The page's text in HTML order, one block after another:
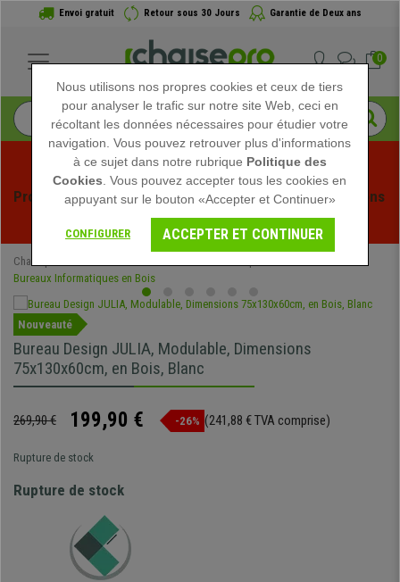
Envoi gratuit Retour sous 30 Jours Garantie de Deux ans
0
Profitez des soldes d'été chez Chaisepro ! Des réductions
exclusives pour une durée limitée - Voir l'offre
Chaisepro
Bureaux Informatiques en Bois
Nouveauté
Bureau Design JULIA, Modulable, Dimensions
75x130x60cm, en Bois, Blanc
269,90 € 199,90 € -26% (241,88 € TVA comprise)
Rupture de stock
Rupture de stock
Nous utilisons nos propres cookies et ceux de tiers
pour analyser le trafic sur notre site Web, ceci en
récoltant les données nécessaires pour étudier votre
navigation. Vous pouvez retrouver plus d'informations
à ce sujet dans notre rubrique Politique des
Cookies . Vous pouvez accepter tous les cookies en
appuyant sur le bouton «Accepter et Continuer»
CONFIGURER ACCEPTER ET CONTINUER